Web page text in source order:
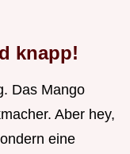
knapp!
Das Mango
Aber hey,
eine